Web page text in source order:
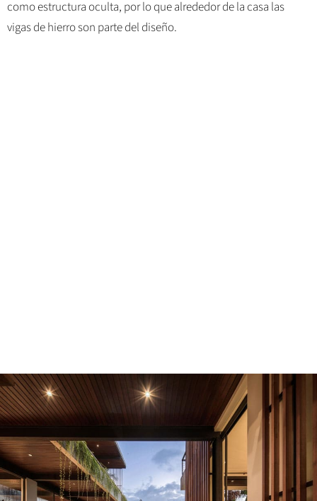
como estructura oculta, por lo que alrededor de la casa las
vigas de hierro son parte del diseño.